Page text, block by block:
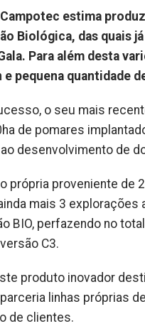
Campotec estima
Biológica, das quais
Para além desta
pequena quantidade
o seu mais
de pomares
desenvolvimento de
própria proveniente de
mais 3
BIO, perfazendo no
C3.
produto inovador
linhas próprias
de clientes.